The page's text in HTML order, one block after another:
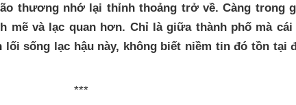
thương nhớ lại thỉnh thoảng trở về. Càng trong
mẽ và lạc quan hơn. Chỉ là giữa thành phố mà cái
lối sống lạc hậu này, không biết niềm tin đó tồn tại
***